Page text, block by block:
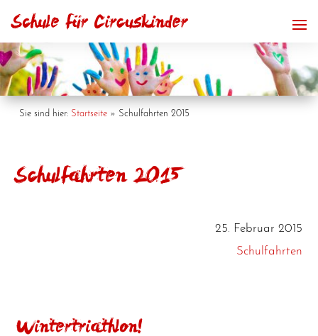
Sie sind hier: Startseite » Schulfahrten 2015
Schulfahrten 2015
25. Februar 2015
Schulfahrten
Wintertriathlon!